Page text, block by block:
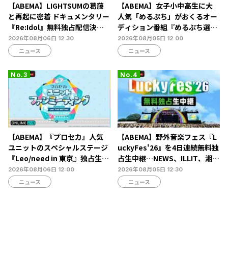
【ABEMA】LIGHTSUMの葛藤
と再起に密着 ドキュメンタリー
『Re:Idol』無料独占配信決
定…デビュー6年目の壁と2年間
の空白期に迫る
2026年08月06日 12:30
ニュース
【ABEMA】女子小中高生に大
人気「めるぷち」がおくるオー
ディション番組『めるぷち選抜
決定戦2026』の生配信が決定
2026年08月05日 12:00
ニュース
【ABEMA】『プロセカ』人気
ユニットのスペシャルステージ
『Leo/need in 東京』独占生放
送決定…ショートライブや生ア
フレコも
2026年08月06日 12:00
ニュース
【ABEMA】野外音楽フェス『L
uckyFes'26』を4日連続無料独
占生中継…NEWS、ILLIT、湘南
乃風ら60組以上が集結
2026年08月05日 12:30
ニュース